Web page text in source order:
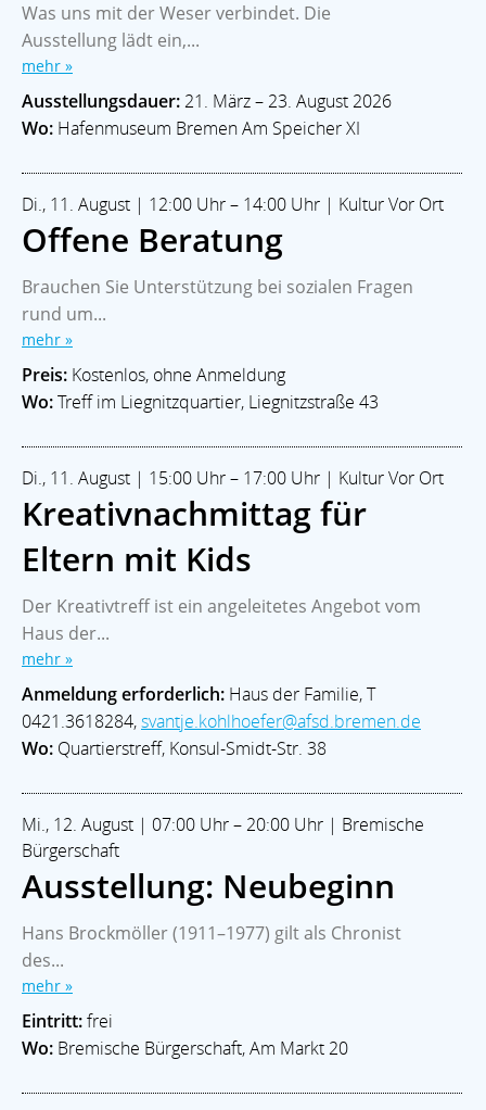
Was uns mit der Weser verbindet. Die
Ausstellung lädt ein,...
mehr »
Ausstellungsdauer:21. März – 23. August 2026
Wo: Hafenmuseum Bremen Am Speicher XI
Di., 11. August | 12:00 Uhr – 14:00 Uhr | Kultur Vor Ort
Offene Beratung
Brauchen Sie Unterstützung bei sozialen Fragen
rund um...
mehr »
Preis: Kostenlos, ohne Anmeldung
Wo:Treff im Liegnitzquartier, Liegnitzstraße 43
Di., 11. August | 15:00 Uhr – 17:00 Uhr | Kultur Vor Ort
Kreativnachmittag für
Eltern mit Kids
Der Kreativtreff ist ein angeleitetes Angebot vom
Haus der...
mehr »
Anmeldung erforderlich: Haus der Familie, T
0421.3618284,svantje.kohlhoefer@afsd.bremen.de
Wo: Quartierstreff, Konsul-Smidt-Str. 38
Mi., 12. August | 07:00 Uhr – 20:00 Uhr | Bremische
Bürgerschaft
Ausstellung: Neubeginn
Hans Brockmöller (1911–1977) gilt als Chronist
des...
mehr »
Eintritt:frei
Wo: Bremische Bürgerschaft, Am Markt 20